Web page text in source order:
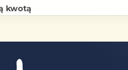
kwotą